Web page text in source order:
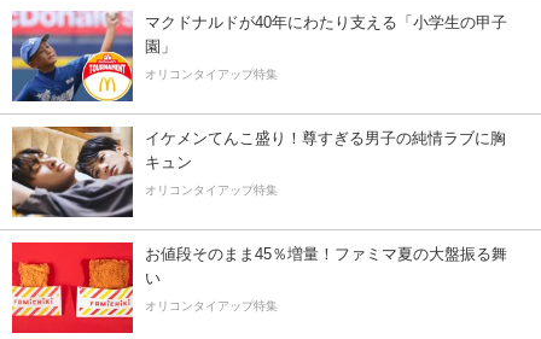
マクドナルドが40年にわたり支える「小学生の甲子
園」
オリコンタイアップ特集
イケメンてんこ盛り！尊すぎる男子の純情ラブに胸
キュン
オリコンタイアップ特集
お値段そのまま45％増量！ファミマ夏の大盤振る舞
い
オリコンタイアップ特集